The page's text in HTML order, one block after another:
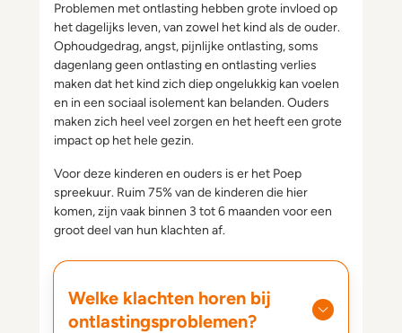
Problemen met ontlasting hebben grote invloed op
het dagelijks leven, van zowel het kind als de ouder.
Ophoudgedrag, angst, pijnlijke ontlasting, soms
dagenlang geen ontlasting en ontlasting verlies
maken dat het kind zich diep ongelukkig kan voelen
en in een sociaal isolement kan belanden. Ouders
maken zich heel veel zorgen en het heeft een grote
impact op het hele gezin.
Voor deze kinderen en ouders is er het Poep
spreekuur. Ruim 75% van de kinderen die hier
komen, zijn vaak binnen 3 tot 6 maanden voor een
groot deel van hun klachten af.
Welke klachten horen bij
ontlastingsproblemen?